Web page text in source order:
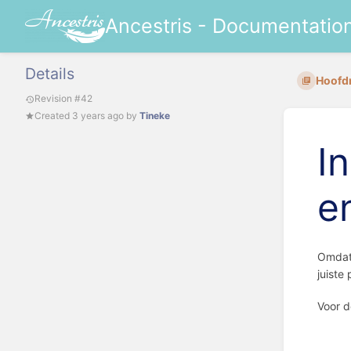
Ancestris -
Details
Revision #42
Created 3 years ago by Tineke
juiste
Voor